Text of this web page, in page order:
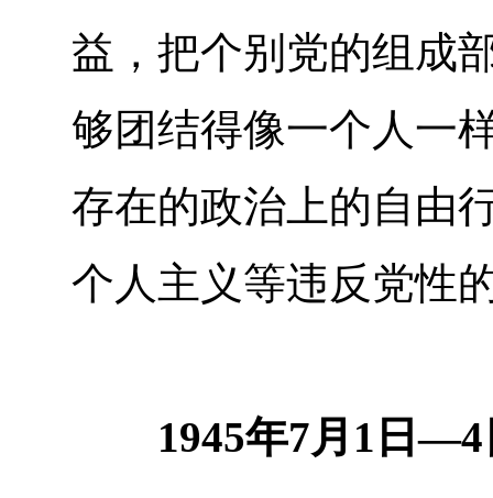
益，把个别党的组成
够团结得像一个人一
存在的政治上的自由
个人主义等违反党性
1945年7月1日—4